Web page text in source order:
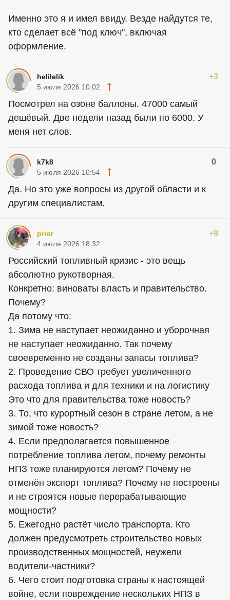
Именно это я и имел ввиду. Везде найдутся те,
кто сделает всё "под ключ", включая
оформление.
helilelik +3
5 июля 2026 10:02
Посмотрел на озоне баллоны. 47000 самый
дешёвый. Две недели назад были по 6000. У
меня нет слов.
k7k8 0
5 июля 2026 10:54
Да. Но это уже вопросы из другой области и к
другим специалистам.
prior +9
4 июля 2026 18:32
Российский топливный кризис - это вещь
абсолютно рукотворная.
Конкретно: виноваты власть и правительство.
Почему?
Да потому что:
1. Зима не наступает неожиданно и уборочная
не наступает неожиданно. Так почему
своевременно не созданы запасы топлива?
2. Проведение СВО требует увеличенного
расхода топлива и для техники и на логистику
Это что для правительства тоже новость?
3. То, что курортный сезон в стране летом, а не
зимой тоже новость?
4. Если предполагается повышенное
потребление топлива летом, почему ремонты
НПЗ тоже планируются летом? Почему не
отменён экспорт топлива? Почему не построены
и не строятся новые перерабатывающие
мощности?
5. Ежегодно растёт число транспорта. Кто
должен предусмотреть строительство новых
производственных мощностей, неужели
водители-частники?
6. Чего стоит подготовка страны к настоящей
войне, если повреждение нескольких НПЗ в